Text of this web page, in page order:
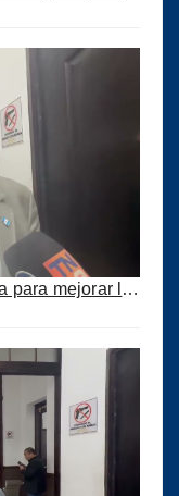
Se despierta una nueva esperanza para mejorar los puertos del país